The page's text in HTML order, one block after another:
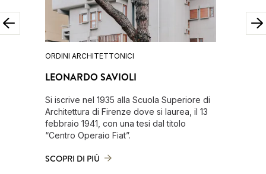
ORDINI ARCHITETTONICI
LEONARDO SAVIOLI
Si iscrive nel 1935 alla Scuola Superiore di
Architettura di Firenze dove si laurea, il 13
febbraio 1941, con una tesi dal titolo
“Centro Operaio Fiat”.
SCOPRI DI PIÙ